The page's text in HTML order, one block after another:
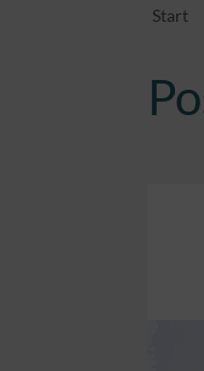
Start